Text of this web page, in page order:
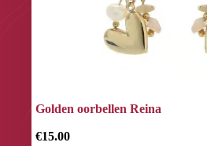
Golden oorbellen Reina
€15.00